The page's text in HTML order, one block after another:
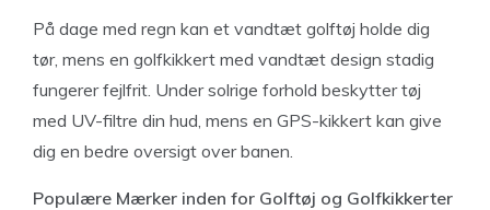
På dage med regn kan et vandtæt golftøj holde dig
tør, mens en golfkikkert med vandtæt design stadig
fungerer fejlfrit. Under solrige forhold beskytter tøj
med UV-filtre din hud, mens en GPS-kikkert kan give
dig en bedre oversigt over banen.
Populære Mærker inden for Golftøj og Golfkikkerter